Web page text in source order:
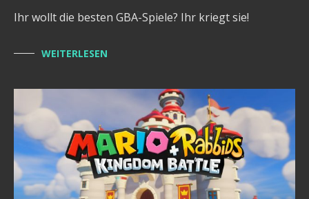
Ihr wollt die besten GBA-Spiele? Ihr kriegt sie!
WEITERLESEN